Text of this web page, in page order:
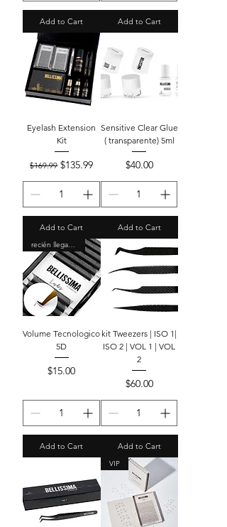
Add to Cart Add to Cart
Eyelash Extension
Kit
Regular Price
$169.99 Sale Price
$135.99
Add to Cart
Sensitive Clear Glue
( transparente) 5ml
Price
$40.00
Add to Cart
recién llegado
Volume Tecnologico
5D
Price
$15.00
Add to Cart
kit Tweezers | ISO 1|
ISO 2 | VOL 1 | VOL
2
Price
$60.00
Add to Cart
VIP